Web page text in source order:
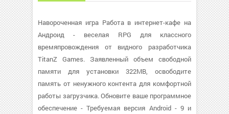
Навороченная игра Работа в интернет-кафе на
Андроид - веселая RPG для классного
времяпровождения от видного разработчика
TitanZ Games. Заявленный объем свободной
памяти для установки 322MB, освободите
память от ненужного контента для комфортной
работы загрузчика. Обновите ваше программное
обеспечение - Требуемая версия Android - 9 и